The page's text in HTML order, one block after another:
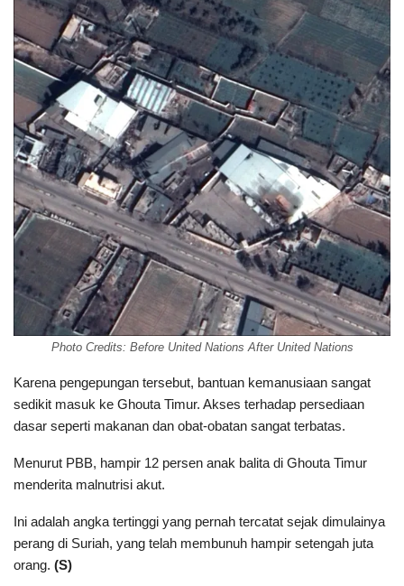
Photo Credits: Before United Nations After United Nations
Karena pengepungan tersebut, bantuan kemanusiaan sangat
sedikit masuk ke Ghouta Timur. Akses terhadap persediaan
dasar seperti makanan dan obat-obatan sangat terbatas.
Menurut PBB, hampir 12 persen anak balita di Ghouta Timur
menderita malnutrisi akut.
Ini adalah angka tertinggi yang pernah tercatat sejak dimulainya
perang di Suriah, yang telah membunuh hampir setengah juta
orang. (S)